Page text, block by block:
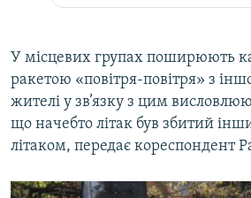
У місцевих групах поширюють
ракетою «повітря-повітря» з
жителі у зв’язку з цим
що начебто літак був збитий
літаком, передає кореспондент